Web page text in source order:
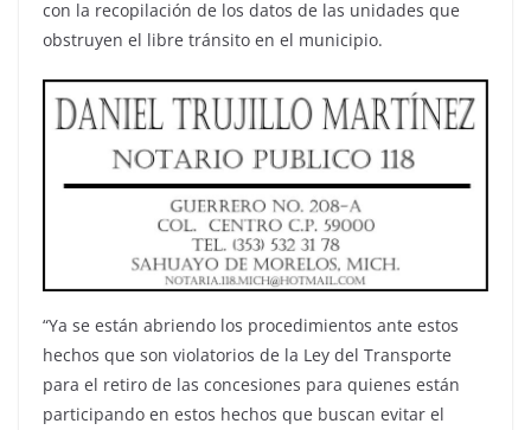
con la recopilación de los datos de las unidades que
obstruyen el libre tránsito en el municipio.
“Ya se están abriendo los procedimientos ante estos
hechos que son violatorios de la Ley del Transporte
para el retiro de las concesiones para quienes están
participando en estos hechos que buscan evitar el